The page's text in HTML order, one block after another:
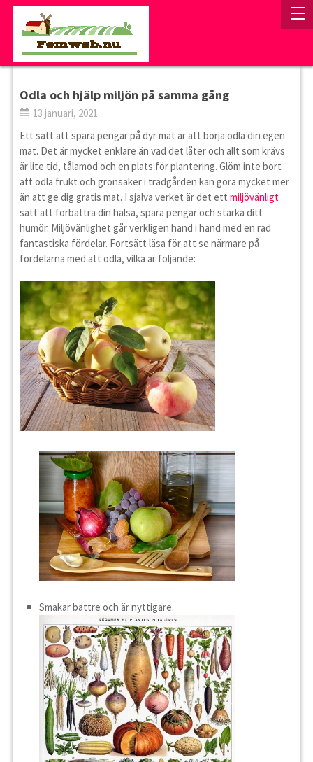
Odla och hjälp miljön på samma gång
13 januari, 2021
Ett sätt att spara pengar på dyr mat är att börja odla din egen
mat. Det är mycket enklare än vad det låter och allt som krävs
är lite tid, tålamod och en plats för plantering. Glöm inte bort
att odla frukt och grönsaker i trädgården kan göra mycket mer
än att ge dig gratis mat. I själva verket är det ett miljövänligt
sätt att förbättra din hälsa, spara pengar och stärka ditt
humör. Miljövänlighet går verkligen hand i hand med en rad
fantastiska fördelar. Fortsätt läsa för att se närmare på
fördelarna med att odla, vilka är följande:
Smakar bättre och är nyttigare.